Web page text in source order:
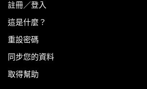
註冊／登入
這是什麼？
重設密碼
同步您的資料
取得幫助